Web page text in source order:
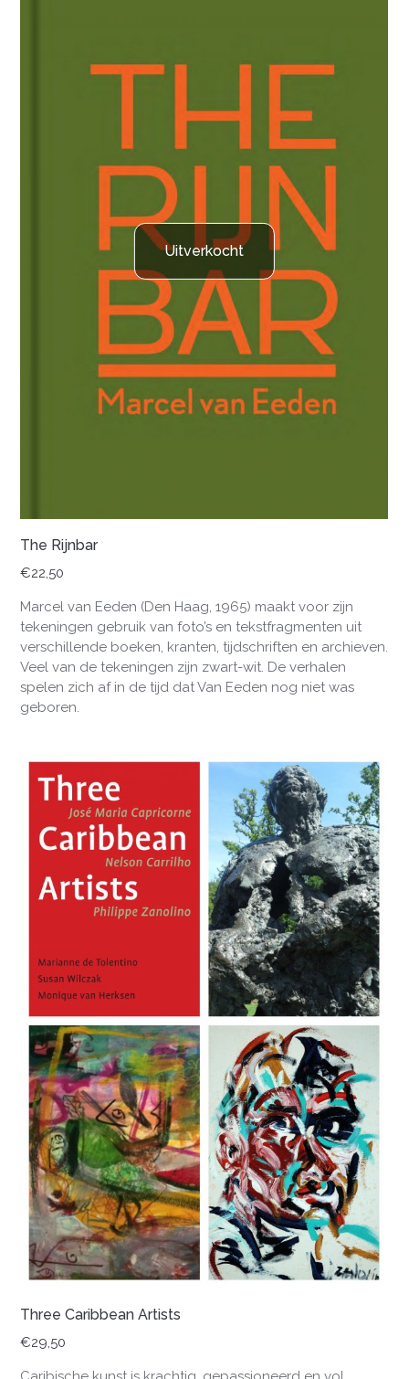
Uitverkocht
The Rijnbar
€22,50
Marcel van Eeden (Den Haag, 1965) maakt voor zijn
tekeningen gebruik van foto’s en tekstfragmenten uit
verschillende boeken, kranten, tijdschriften en archieven.
Veel van de tekeningen zijn zwart-wit. De verhalen
spelen zich af in de tijd dat Van Eeden nog niet was
geboren.
Three Caribbean Artists
€29,50